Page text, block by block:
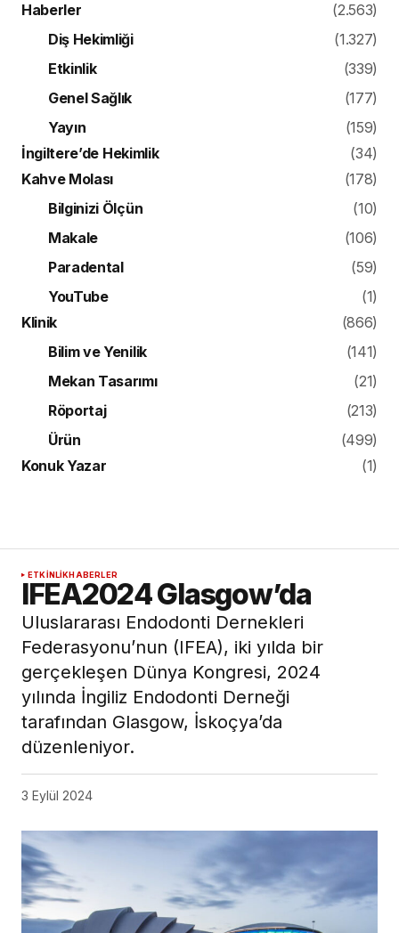
Haberler
(2.563)
Diş Hekimliği
(1.327)
Etkinlik
(339)
Genel Sağlık
(177)
Yayın
(159)
İngiltere’de Hekimlik
(34)
Kahve Molası
(178)
Bilginizi Ölçün
(10)
Makale
(106)
Paradental
(59)
YouTube
(1)
Klinik
(866)
Bilim ve Yenilik
(141)
Mekan Tasarımı
(21)
Röportaj
(213)
Ürün
(499)
Konuk Yazar
(1)
ETKINLIKHABERLER
IFEA2024 Glasgow’da
Uluslararası Endodonti Dernekleri
Federasyonu’nun (IFEA), iki yılda bir
gerçekleşen Dünya Kongresi, 2024
yılında İngiliz Endodonti Derneği
tarafından Glasgow, İskoçya’da
düzenleniyor.
3 Eylül 2024